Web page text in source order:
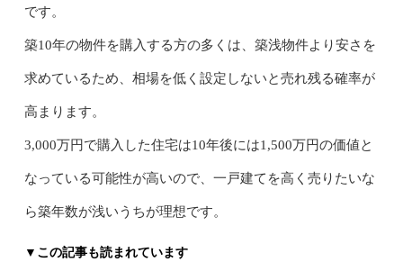
です。
築10年の物件を購入する方の多くは、築浅物件より安さを
求めているため、相場を低く設定しないと売れ残る確率が
高まります。
3,000万円で購入した住宅は10年後には1,500万円の価値と
なっている可能性が高いので、一戸建てを高く売りたいな
ら築年数が浅いうちが理想です。
▼この記事も読まれています